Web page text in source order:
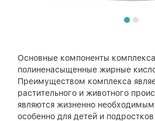
Основные компоненты
полиненасыщенные жирные
Преимуществом комплекса
растительного и животного
являются жизненно
особенно для детей и